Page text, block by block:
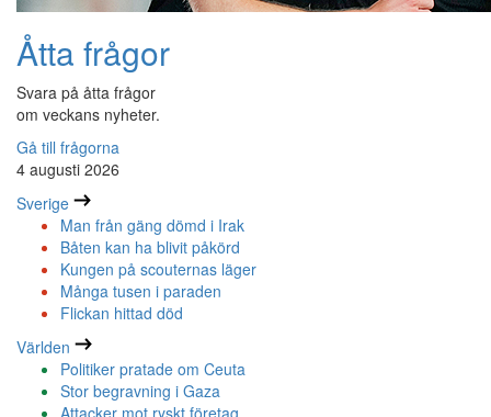
Åtta frågor
Svara på åtta frågor
om veckans nyheter.
Gå till frågorna
4 augusti 2026
Sverige
Man från gäng dömd i Irak
Båten kan ha blivit påkörd
Kungen på scouternas läger
Många tusen i paraden
Flickan hittad död
Världen
Politiker pratade om Ceuta
Stor begravning i Gaza